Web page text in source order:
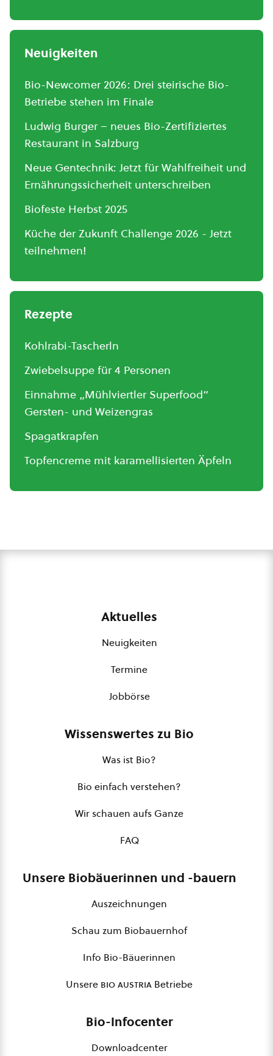
Neuigkeiten
Bio-Newcomer 2026: Drei steirische Bio-
Betriebe stehen im Finale
Ludwig Burger – neues Bio-Zertifiziertes
Restaurant in Salzburg
Neue Gentechnik: Jetzt für Wahlfreiheit und
Ernährungssicherheit unterschreiben
Biofeste Herbst 2025
Küche der Zukunft Challenge 2026 - Jetzt
teilnehmen!
Rezepte
Kohlrabi-Tascherln
Zwiebelsuppe für 4 Personen
Einnahme „Mühlviertler Superfood“
Gersten- und Weizengras
Spagatkrapfen
Topfencreme mit karamellisierten Äpfeln
Aktuelles
Neuigkeiten
Termine
Jobbörse
Wissenswertes zu Bio
Was ist Bio?
Bio einfach verstehen?
Wir schauen aufs Ganze
FAQ
Unsere Biobäuerinnen und -bauern
Auszeichnungen
Schau zum Biobauernhof
Info Bio-Bäuerinnen
Unsere bio austria Betriebe
Bio-Infocenter
Downloadcenter